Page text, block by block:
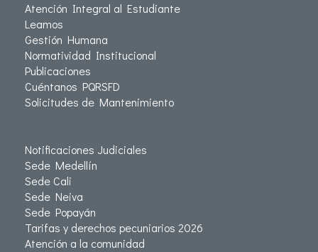
Atención Integral al Estudiante
Leamos
Gestión Humana
Normatividad Institucional
Publicaciones
Cuéntanos PQRSFD
Solicitudes de Mantenimiento
Notificaciones Judiciales
Sede Medellín
Sede Cali
Sede Neiva
Sede Popayán
Tarifas y derechos pecuniarios 2026
Atención a la comunidad